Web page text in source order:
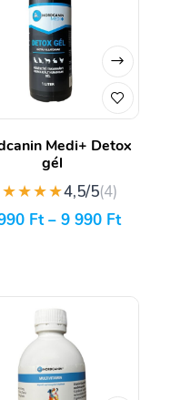
Medi+ Detox
gél
4,5/5(4)
Ft– 9 990 Ft